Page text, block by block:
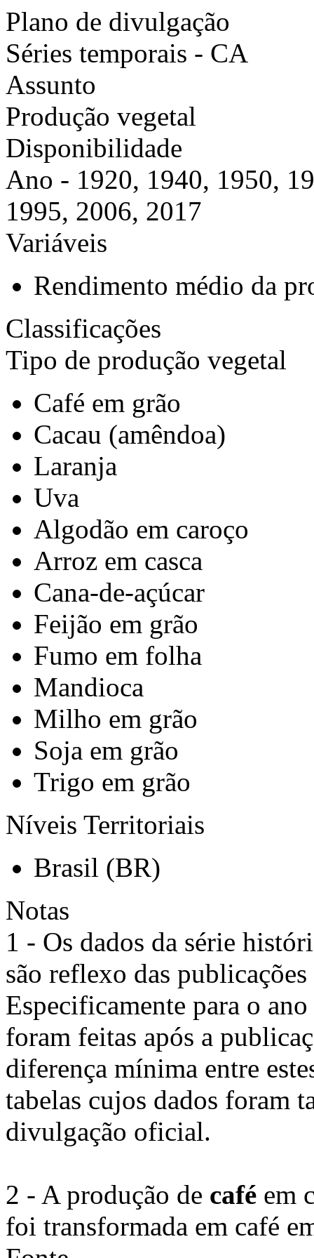
Plano de divulgação
Séries temporais - CA
Assunto
Produção vegetal
Disponibilidade
Ano - 1920, 1940, 1950,
1995, 2006, 2017
Variáveis
Rendimento médio da
Classificações
Tipo de produção vegetal
Café em grão
Cacau (amêndoa)
Laranja
Uva
Algodão em caroço
Arroz em casca
Cana-de-açúcar
Feijão em grão
Fumo em folha
Mandioca
Milho em grão
Soja em grão
Trigo em grão
Níveis Territoriais
Brasil (BR)
Notas
1 - Os dados da série
são reflexo das
Especificamente para o
foram feitas após a
diferença mínima entre
tabelas cujos dados foram
divulgação oficial.
2 - A produção de café em
foi transformada em café